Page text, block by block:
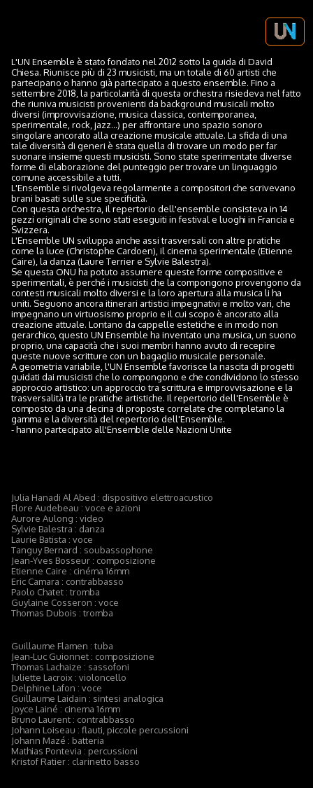
L'UN Ensemble è stato fondato nel 2012 sotto la guida di David
Chiesa. Riunisce più di 23 musicisti, ma un totale di 60 artisti che
partecipano o hanno già partecipato a questo ensemble. Fino a
settembre 2018, la particolarità di questa orchestra risiedeva nel fatto
che riuniva musicisti provenienti da background musicali molto
diversi (improvvisazione, musica classica, contemporanea,
sperimentale, rock, jazz...) per affrontare uno spazio sonoro
singolare ancorato alla creazione musicale attuale. La sfida di una
tale diversità di generi è stata quella di trovare un modo per far
suonare insieme questi musicisti. Sono state sperimentate diverse
forme di elaborazione del punteggio per trovare un linguaggio
comune accessibile a tutti.
L'Ensemble si rivolgeva regolarmente a compositori che scrivevano
brani basati sulle sue specificità.
Con questa orchestra, il repertorio dell'ensemble consisteva in 14
pezzi originali che sono stati eseguiti in festival e luoghi in Francia e
Svizzera.
L'Ensemble UN sviluppa anche assi trasversali con altre pratiche
come la luce (Christophe Cardoen), il cinema sperimentale (Etienne
Caire), la danza (Laure Terrier e Sylvie Balestra).
Se questa ONU ha potuto assumere queste forme compositive e
sperimentali, è perché i musicisti che la compongono provengono da
contesti musicali molto diversi e la loro apertura alla musica li ha
uniti. Seguono ancora itinerari artistici impegnativi e molto vari, che
impegnano un virtuosismo proprio e il cui scopo è ancorato alla
creazione attuale. Lontano da cappelle estetiche e in modo non
gerarchico, questo UN Ensemble ha inventato una musica, un suono
proprio, una capacità che i suoi membri hanno avuto di recepire
queste nuove scritture con un bagaglio musicale personale.
A geometria variabile, l'UN Ensemble favorisce la nascita di progetti
guidati dai musicisti che lo compongono e che condividono lo stesso
approccio artistico: un approccio tra scrittura e improvvisazione e la
trasversalità tra le pratiche artistiche. Il repertorio dell'Ensemble è
composto da una decina di proposte correlate che completano la
gamma e la diversità del repertorio dell'Ensemble.
- hanno partecipato all'Ensemble delle Nazioni Unite
Julia Hanadi Al Abed : dispositivo elettroacustico
Flore Audebeau : voce e azioni
Aurore Aulong : video
Sylvie Balestra : danza
Laurie Batista : voce
Tanguy Bernard : soubassophone
Jean-Yves Bosseur : composizione
Etienne Caire : cinéma 16mm
Eric Camara : contrabbasso
Paolo Chatet : tromba
Guylaine Cosseron : voce
Thomas Dubois : tromba
Guillaume Flamen : tuba
Jean-Luc Guionnet : composizione
Thomas Lachaize : sassofoni
Juliette Lacroix : violoncello
Delphine Lafon : voce
Guillaume Laidain : sintesi analogica
Joyce Lainé : cinema 16mm
Bruno Laurent : contrabbasso
Johann Loiseau : flauti, piccole percussioni
Johann Mazé : batteria
Mathias Pontevia : percussioni
Kristof Ratier : clarinetto basso